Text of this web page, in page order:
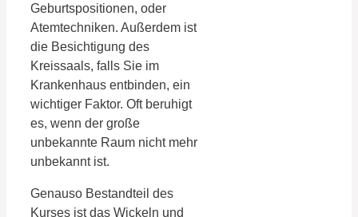
Geburtspositionen, oder
Atemtechniken. Außerdem ist
die Besichtigung des
Kreissaals, falls Sie im
Krankenhaus entbinden, ein
wichtiger Faktor. Oft beruhigt
es, wenn der große
unbekannte Raum nicht mehr
unbekannt ist.
Genauso Bestandteil des
Kurses ist das Wickeln und